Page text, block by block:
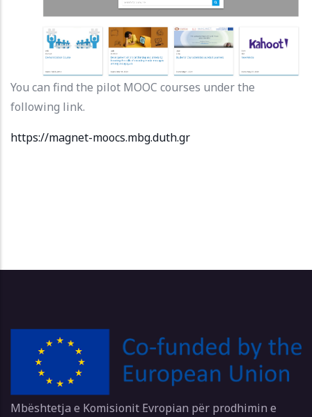
You can find the pilot MOOC courses under the
following link.
https://magnet-moocs.mbg.duth.gr
Mbështetja e Komisionit Evropian për prodhimin e